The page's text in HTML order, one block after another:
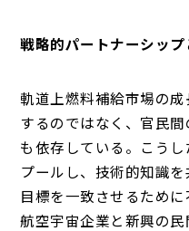
戦略的パートナーシッ
軌道上燃料補給市場の
するのではなく、官民
も依存している。こう
プールし、技術的知識
目標を一致させるため
航空宇宙企業と新興の